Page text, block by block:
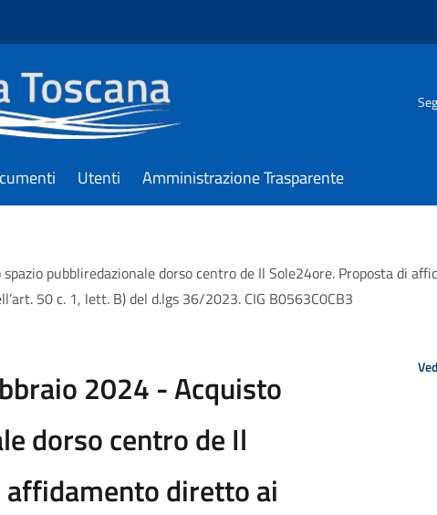
Utenti Amministrazione Trasparente
pubbliredazionale dorso centro de Il Sole24ore. Proposta di
50 c. 1, lett. B) del d.lgs 36/2023. CIG B0563C0CB3
2024 - Acquisto
dorso centro de Il
diretto ai